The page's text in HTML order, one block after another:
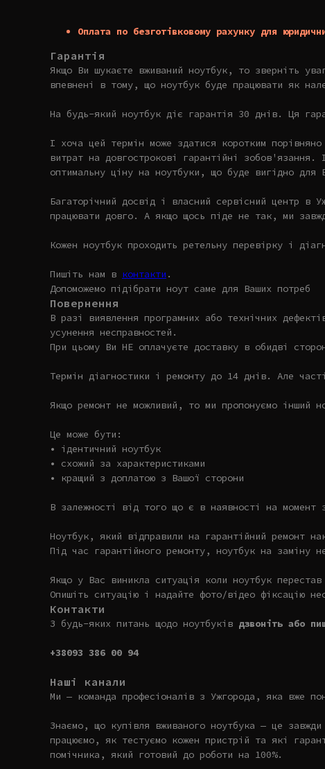
Оплата по безготівковому рахунку для
Гарантія
Якщо Ви шукаєте вживаний ноутбук, то зверніть
впевнені в тому, що ноутбук буде працювати як
На будь-який ноутбук діє гарантія 30 днів. Ця
І хоча цей термін може здатися коротким
витрат на довгострокові гарантійні
оптимальну ціну на ноутбуки, що буде вигідно для
Багаторічний досвід і власний сервісний центр в
працювати довго. А якщо щось піде не так, ми
Кожен ноутбук проходить ретельну перевірку і
Пишіть нам в контакти .
Допоможемо підібрати ноут саме для Ваших потреб
Повернення
В разі виявлення програмних або технічних
усунення несправностей.
При цьому Ви НЕ оплачуєте доставку в обидві
Термін діагностики і ремонту до 14 днів. Але
Якщо ремонт не можливий, то ми пропонуємо інший
Це може бути:
• ідентичний ноутбук
• схожий за характеристиками
• кращий з доплатою з Вашої сторони
В залежності від того що є в наявності на момент
Ноутбук, який відправили на гарантійний ремонт
Під час гарантійного ремонту, ноутбук на заміну
Якщо у Вас виникла ситуація коли ноутбук
Опишіть ситуацію і надайте фото/відео фіксацію
Контакти
З будь-яких питань щодо ноутбуків дзвоніть або
+38093 386 00 94
Наші канали
Ми — команда професіоналів з Ужгорода, яка вже
Знаємо, що купівля вживаного ноутбука — це
працюємо, як тестуємо кожен пристрій та які
помічника, який готовий до роботи на 100%.